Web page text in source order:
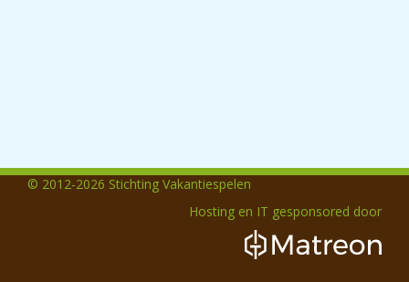
© 2012-2026 Stichting Vakantiespelen
Hosting en IT gesponsored door